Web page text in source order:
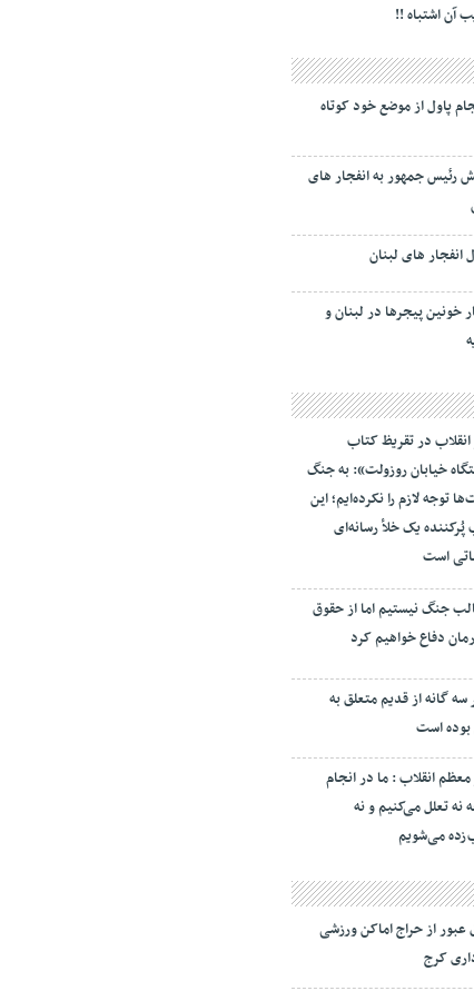
آن اشتباه !!
پاول از موضع خود کوتاه
رئیس جمهور به انفجار های
انفجار های لبنان
خونین پیجرها در لبنان و
انقلاب در تقریظ کتاب
خیابان روزولت»: به جنگ
توجه لازم را نکرده‌ایم؛ این
پُرکننده‌ یک خلأ رسانه‌ای
است
جنگ نیستیم اما از حقوق
دفاع خواهیم کرد
سه گانه از قدیم متعلق به
بوده است
انقلاب : ما در انجام
نه تعلل می‌کنیم و نه
می‌شویم
عبور از حراج اماکن ورزشی
کرج